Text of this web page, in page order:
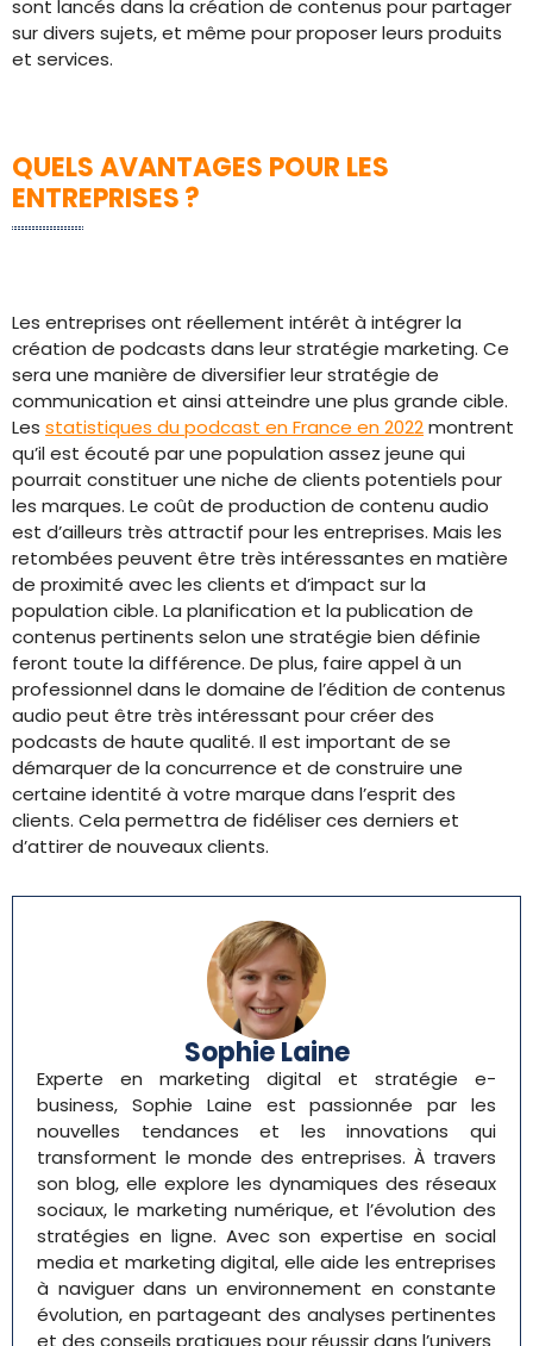
sont lancés dans la création de contenus pour partager
sur divers sujets, et même pour proposer leurs produits
et services.
QUELS AVANTAGES POUR LES
ENTREPRISES ?
Les entreprises ont réellement intérêt à intégrer la
création de podcasts dans leur stratégie marketing. Ce
sera une manière de diversifier leur stratégie de
communication et ainsi atteindre une plus grande cible.
Les statistiques du podcast en France en 2022montrent
qu’il est écouté par une population assez jeune qui
pourrait constituer une niche de clients potentiels pour
les marques. Le coût de production de contenu audio
est d’ailleurs très attractif pour les entreprises. Mais les
retombées peuvent être très intéressantes en matière
de proximité avec les clients et d’impact sur la
population cible. La planification et la publication de
contenus pertinents selon une stratégie bien définie
feront toute la différence. De plus, faire appel à un
professionnel dans le domaine de l’édition de contenus
audio peut être très intéressant pour créer des
podcasts de haute qualité. Il est important de se
démarquer de la concurrence et de construire une
certaine identité à votre marque dans l’esprit des
clients. Cela permettra de fidéliser ces derniers et
d’attirer de nouveaux clients.
Sophie Laine
Experte en marketing digital et stratégie e-
business, Sophie Laine est passionnée par les
nouvelles tendances et les innovations qui
transforment le monde des entreprises. À travers
son blog, elle explore les dynamiques des réseaux
sociaux, le marketing numérique, et l’évolution des
stratégies en ligne. Avec son expertise en social
media et marketing digital, elle aide les entreprises
à naviguer dans un environnement en constante
évolution, en partageant des analyses pertinentes
et des conseils pratiques pour réussir dans l’univers